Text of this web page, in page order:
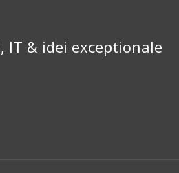
IT & idei exceptionale